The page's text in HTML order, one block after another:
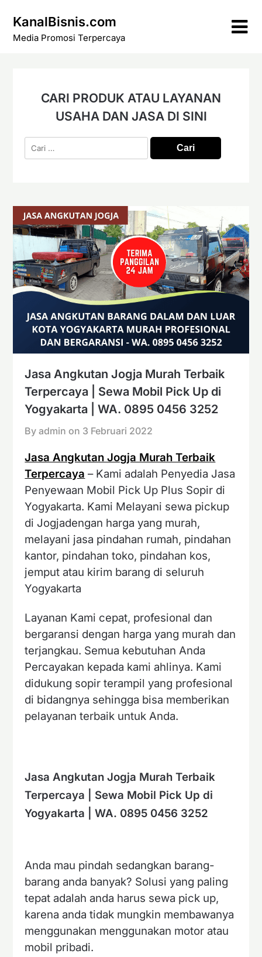
content
KanalBisnis.com
Media Promosi Terpercaya
CARI PRODUK ATAU LAYANAN
USAHA DAN JASA DI SINI
Cari
untuk:
Jasa Angkutan Jogja Murah Terbaik
Terpercaya | Sewa Mobil Pick Up di
Yogyakarta | WA. 0895 0456 3252
By admin on 3 Februari 2022
Jasa Angkutan Jogja Murah Terbaik
Terpercaya – Kami adalah Penyedia Jasa
Penyewaan Mobil Pick Up Plus Sopir di
Yogyakarta. Kami Melayani sewa pickup
di Jogjadengan harga yang murah,
melayani jasa pindahan rumah, pindahan
kantor, pindahan toko, pindahan kos,
jemput atau kirim barang di seluruh
Yogyakarta
Layanan Kami cepat, profesional dan
bergaransi dengan harga yang murah dan
terjangkau. Semua kebutuhan Anda
Percayakan kepada kami ahlinya. Kami
didukung sopir terampil yang profesional
di bidangnya sehingga bisa memberikan
pelayanan terbaik untuk Anda.
Jasa Angkutan Jogja Murah Terbaik
Terpercaya | Sewa Mobil Pick Up di
Yogyakarta | WA. 0895 0456 3252
Anda mau pindah sedangkan barang-
barang anda banyak? Solusi yang paling
tepat adalah anda harus sewa pick up,
karena anda tidak mungkin membawanya
menggunakan menggunakan motor atau
mobil pribadi.